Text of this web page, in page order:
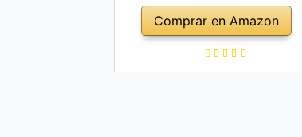
Comprar en Amazon